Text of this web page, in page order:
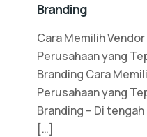
Branding
Cara Memilih
Perusahaan yang
Branding Cara
Perusahaan yang
Branding – Di
[…]